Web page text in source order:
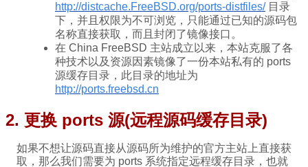
http://distcache.FreeBSD.org/ports-distfiles/目录
下，并且权限为不可浏览，只能通过已知的源码包
名称直接获取，而且封闭了镜像接口。
在 China FreeBSD 主站成立以来，本站克服了各
种技术以及资源因素镜像了一份本站私有的 ports
源缓存目录，此目录的地址为
http://ports.freebsd.cn
2. 更换 ports 源(远程源码缓存目录)
如果不想让源码直接从源码所为维护的官方主站上直接获
取，那么我们需要为 ports 系统指定远程缓存目录，也就